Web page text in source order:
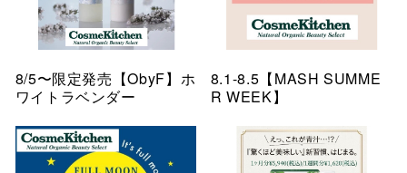
8/5〜限定発売【ObyF】ホ
ワイトラベンダー
8.1-8.5【MASH SUMME
R WEEK】